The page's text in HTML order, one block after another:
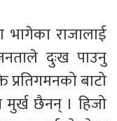
राजालाई
दुःख पाउनु
बाटो
मुर्ख छैनन् । हिजो